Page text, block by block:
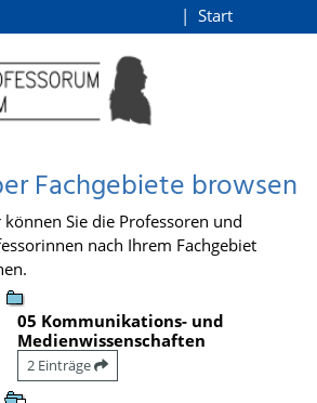
Start
Fachgebiete browsen
können Sie die Professoren und
nach Ihrem Fachgebiet
05 Kommunikations- und
Medienwissenschaften
2 Einträge